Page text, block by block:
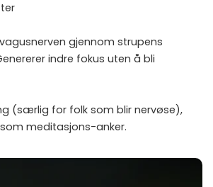
gjennom strupens
indre fokus uten å bli
(særlig for folk som blir nervøse),
meditasjons-anker.